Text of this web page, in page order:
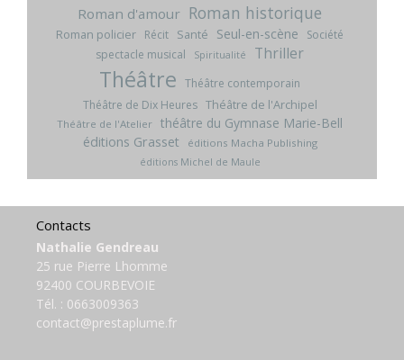
Roman d'amour Roman historique
Roman policier Récit Santé Seul-en-scène
Société
spectacle musical
Spiritualité Thriller
Théâtre Théâtre contemporain
Théâtre de Dix Heures Théâtre de l'Archipel
Théâtre de l'Atelier théâtre du Gymnase Marie-Bell
éditions Grasset
éditions Macha Publishing
éditions Michel de Maule
Contacts
Nathalie Gendreau
25 rue Pierre Lhomme
92400 COURBEVOIE
Tél. : 0663009363
contact@prestaplume.fr